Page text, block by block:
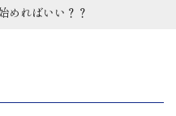
めればいい？？